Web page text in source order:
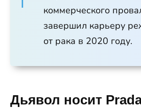
коммерческого
завершил карьеру
от рака в 2020 году.
Дьявол носит